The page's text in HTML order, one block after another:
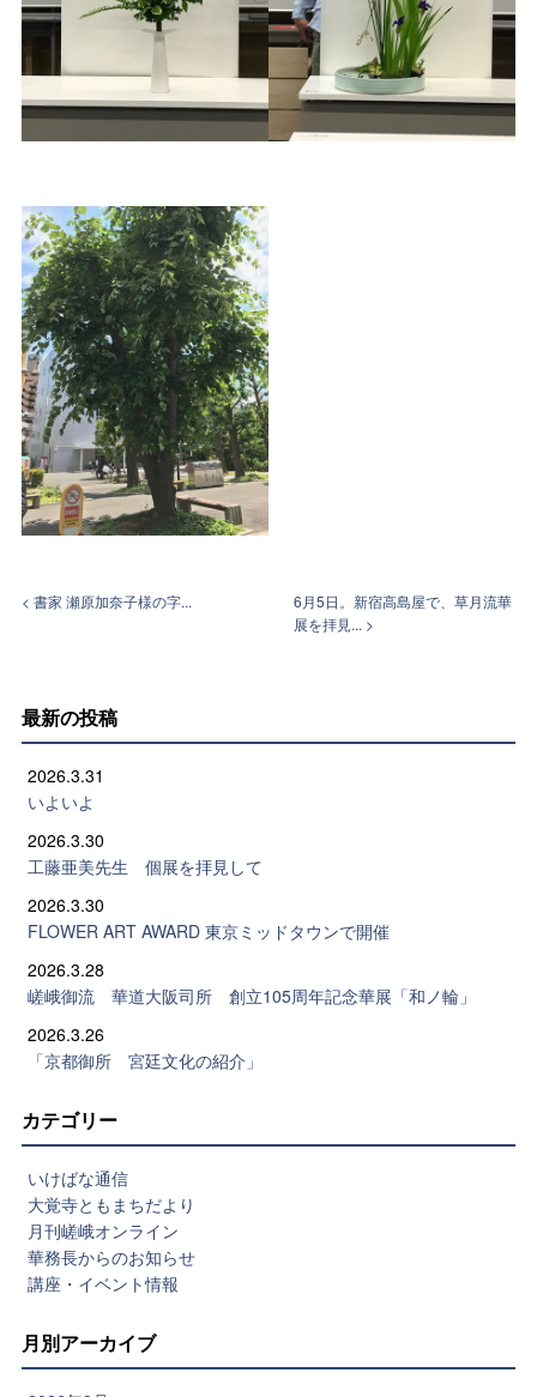
< 書家 瀬原加奈子様の字...
6月5日。新宿高島屋で、草月流華
展を拝見... >
最新の投稿
2026.3.31
いよいよ
2026.3.30
工藤亜美先生 個展を拝見して
2026.3.30
FLOWER ART AWARD 東京ミッドタウンで開催
2026.3.28
嵯峨御流 華道大阪司所 創立105周年記念華展「和ノ輪」
2026.3.26
「京都御所 宮廷文化の紹介」
カテゴリー
いけばな通信
大覚寺ともまちだより
月刊嵯峨オンライン
華務長からのお知らせ
講座・イベント情報
月別アーカイブ